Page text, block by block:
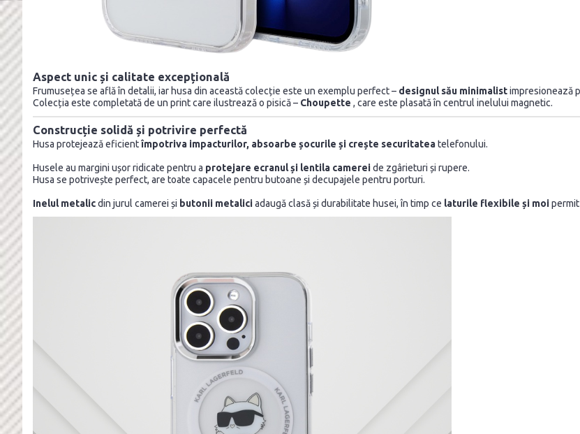
Aspect unic și calitate excepțională
Frumusețea se află în detalii, iar husa din această colecție este un exemplu perfect – designul său minimalistimpresionează
Colecția este completată de un print care ilustrează o pisică – Choupette , care este plasată în centrul inelului magnetic.
Construcție solidă și potrivire perfectă
Husa protejează eficientîmpotriva impacturilor, absoarbe șocurile și crește securitateatelefonului.
Husele au margini ușor ridicate pentru a protejare ecranul și lentila camereide zgârieturi și rupere.
Husa se potrivește perfect, are toate capacele pentru butoane și decupajele pentru porturi.
Inelul metalicdin jurul camerei și butonii metaliciadaugă clasă și durabilitate husei, în timp ce laturile flexibile și moipermit